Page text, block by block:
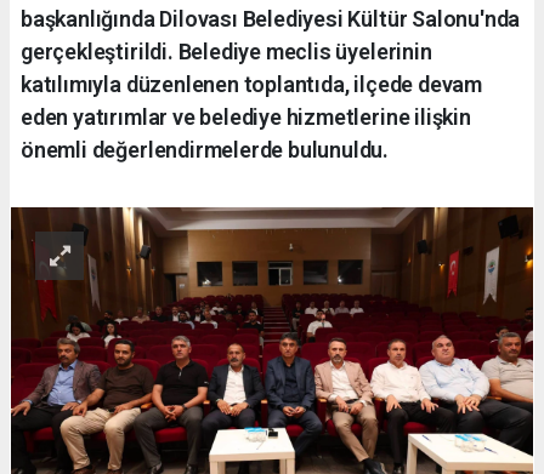
başkanlığında Dilovası Belediyesi Kültür Salonu'nda
gerçekleştirildi. Belediye meclis üyelerinin
katılımıyla düzenlenen toplantıda, ilçede devam
eden yatırımlar ve belediye hizmetlerine ilişkin
önemli değerlendirmelerde bulunuldu.